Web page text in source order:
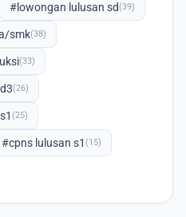
#lowongan lulusan sd(39)
smk(38)
(33)
(26)
(25)
#cpns lulusan s1 (15)